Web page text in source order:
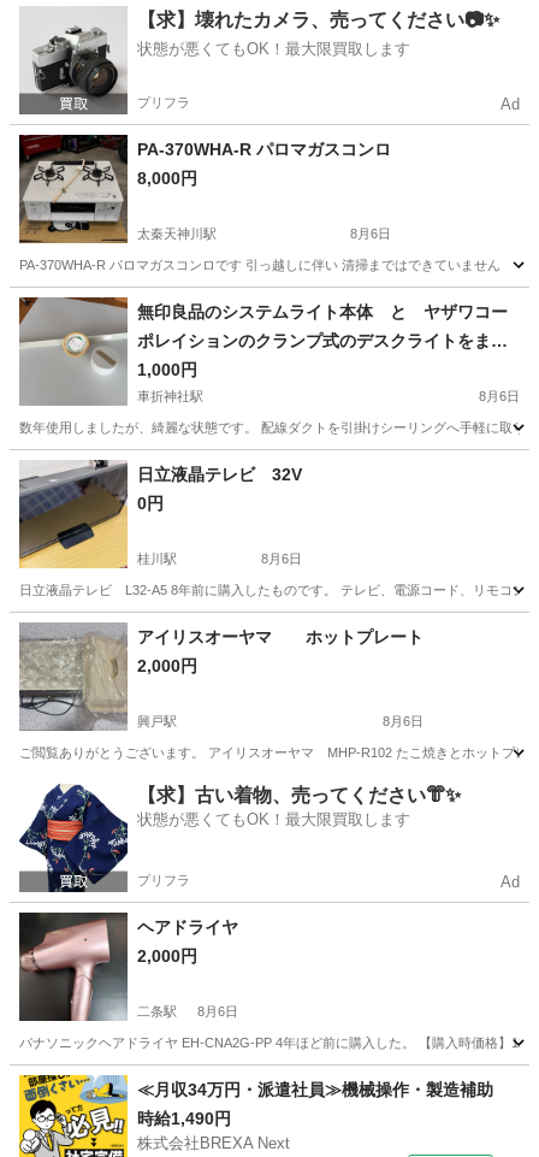
京都市役所前駅 キッチン家電 Hisense
【求】壊れたカメラ、売ってください📷✨
状態が悪くてもOK！最大限買取します
プリフラ Ad
PA-370WHA-R パロマガスコンロ
8,000円
太秦天神川駅 8月6日
PA-370WHA-R パロマガスコンロです 引っ越しに伴い 清掃まではできていません
京都 京都市 太秦天神川駅 生活家電
無印良品のシステムライト本体 と ヤザワコー
ポレイションのクランプ式のデスクライトをまと
めて
1,000円
車折神社駅 8月6日
数年使用しましたが、綺麗な状態です。 配線ダクトを引掛けシーリングへ手軽に取
京都 京都市 車折神社駅 生活家電
日立液晶テレビ 32V
0円
桂川駅 8月6日
日立液晶テレビ L32-A5 8年前に購入したものです。 テレビ、電源コード、リモコン
京都 京都市 桂川駅 テレビ 年季
アイリスオーヤマ ホットプレート
2,000円
興戸駅 8月6日
ご閲覧ありがとうございます。 アイリスオーヤマ MHP-R102 たこ焼きとホットプレ
京都 京田辺市 興戸駅 キッチン家電
【求】古い着物、売ってください👘✨
状態が悪くてもOK！最大限買取します
プリフラ Ad
ヘアドライヤ
2,000円
二条駅 8月6日
パナソニックヘアドライヤ EH-CNA2G-PP 4年ほど前に購入した。 【購入時価格】
京都 京都市 二条駅 美容家電
≪月収34万円・派遣社員≫機械操作・製造補助
時給1,490円
株式会社BREXA Next